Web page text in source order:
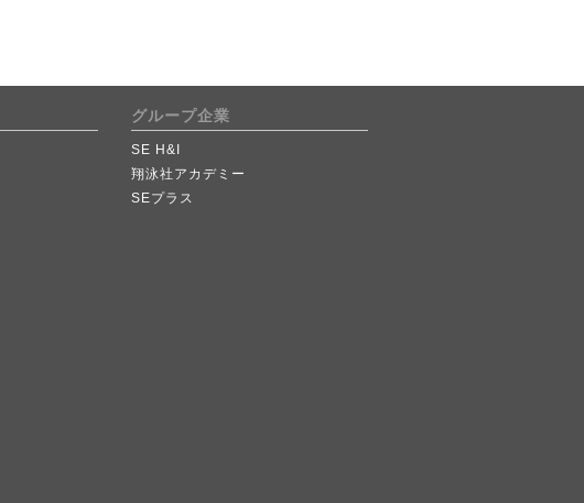
グループ企業
SE H&I
翔泳社アカデミー
SEプラス